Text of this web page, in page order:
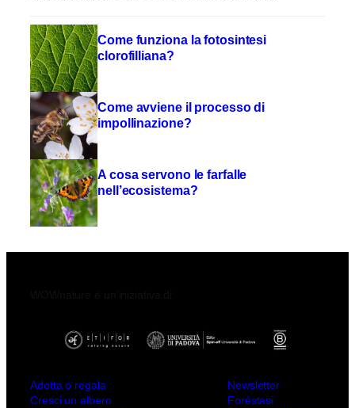
Come funziona la fotosintesi
clorofilliana?
Come avviene il processo di
impollinazione?
A cosa servono le farfalle
nell’ecosistema?
Adotta o regala
Cresci un albero
Newsletter
Forèstasi